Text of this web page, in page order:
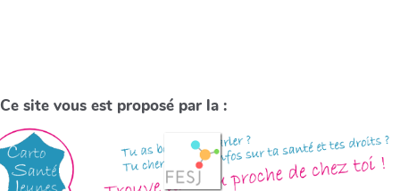
Ce site vous est proposé par la :